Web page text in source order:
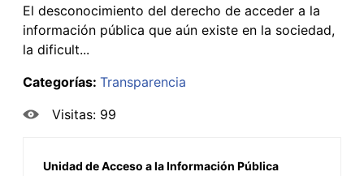
El desconocimiento del derecho de acceder a la
información pública que aún existe en la sociedad,
la dificult...
Categorías: Transparencia
Visitas: 99
Unidad de Acceso a la Información Pública